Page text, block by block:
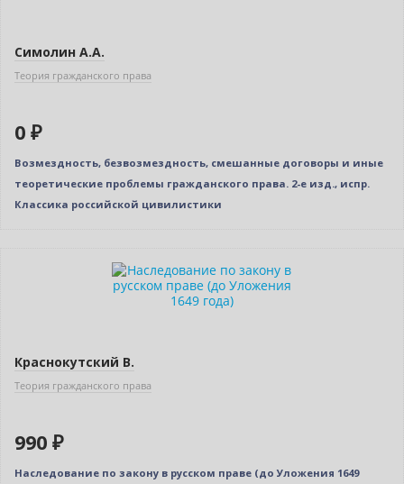
Симолин А.А.
Теория гражданского права
0 ₽
Возмездность, безвозмездность, смешанные договоры и иные
теоретические проблемы гражданского права. 2-е изд., испр.
Классика российской цивилистики
Краснокутский В.
Теория гражданского права
990 ₽
Наследование по закону в русском праве (до Уложения 1649